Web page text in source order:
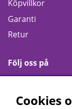
Köpvillkor
Garanti
Retur
Följ oss på
Instagram
Cookies